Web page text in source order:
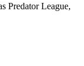
Predator League,